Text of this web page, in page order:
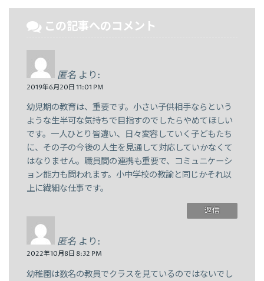
この記事へのコメント
匿名 より:
2019年6月20日 11:01 PM
幼児期の教育は、重要です。小さい子供相手ならという
ような生半可な気持ちで目指すのでしたらやめてほしい
です。一人ひとり皆違い、日々変容していく子どもたち
に、その子の今後の人生を見通して対応していかなくて
はなりません。職員間の連携も重要で、コミュニケーシ
ョン能力も問われます。小中学校の教諭と同じかそれ以
上に繊細な仕事です。
返信
匿名 より:
2022年10月8日 8:32 PM
幼稚園は数名の教員でクラスを見ているのではないでし